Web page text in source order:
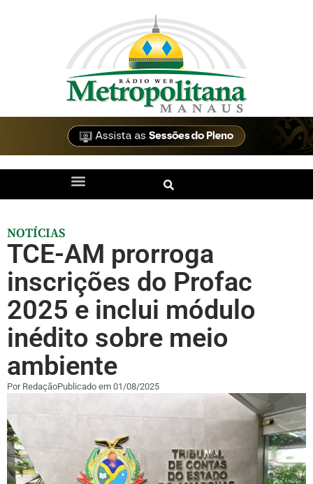
NOTÍCIAS
TCE-AM prorroga
inscrições do Profac
2025 e inclui módulo
inédito sobre meio
ambiente
PorRedaçãoPublicado em 01/08/2025